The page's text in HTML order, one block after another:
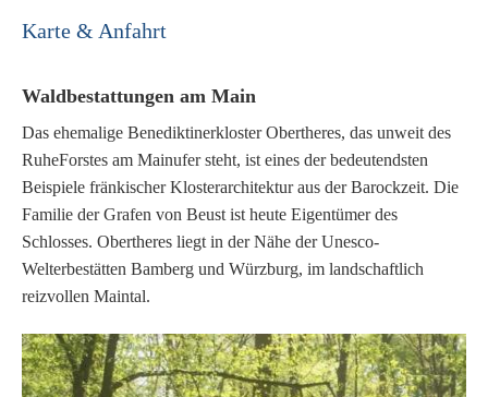
Karte & Anfahrt
Waldbestattungen am Main
Das ehemalige Benediktinerkloster Obertheres, das unweit des
RuheForstes am Mainufer steht, ist eines der bedeutendsten
Beispiele fränkischer Klosterarchitektur aus der Barockzeit. Die
Familie der Grafen von Beust ist heute Eigentümer des
Schlosses. Obertheres liegt in der Nähe der Unesco-
Welterbestätten Bamberg und Würzburg, im landschaftlich
reizvollen Maintal.